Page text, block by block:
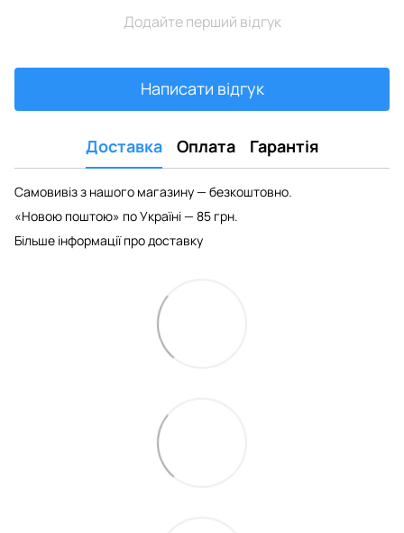
Додайте перший відгук
Написати відгук
Доставка Оплата Гарантія
Самовивіз з нашого магазину — безкоштовно.
«Новою поштою» по Україні — 85 грн.
Більше інформації про доставку